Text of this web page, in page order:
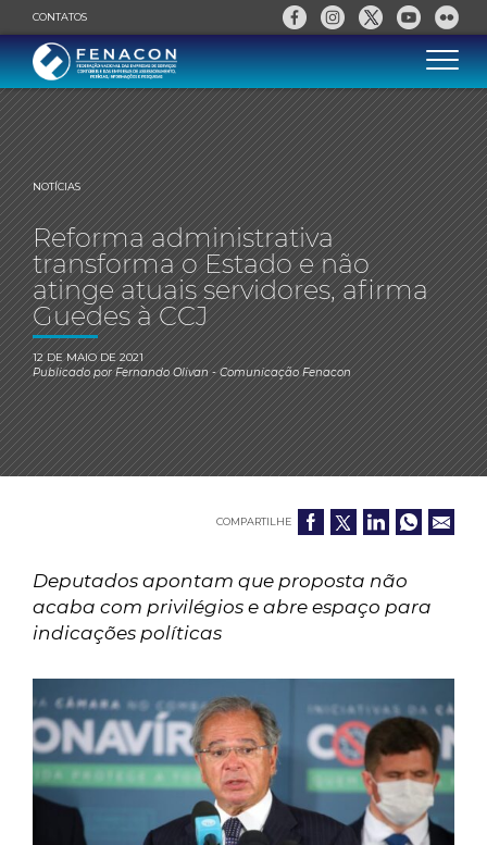
CONTATOS
NOTÍCIAS
Reforma administrativa
transforma o Estado e não
atinge atuais servidores, afirma
Guedes à CCJ
12 DE MAIO DE 2021
Publicado porFernando Olivan- Comunicação Fenacon
COMPARTILHE
Deputados apontam que proposta não
acaba com privilégios e abre espaço para
indicações políticas